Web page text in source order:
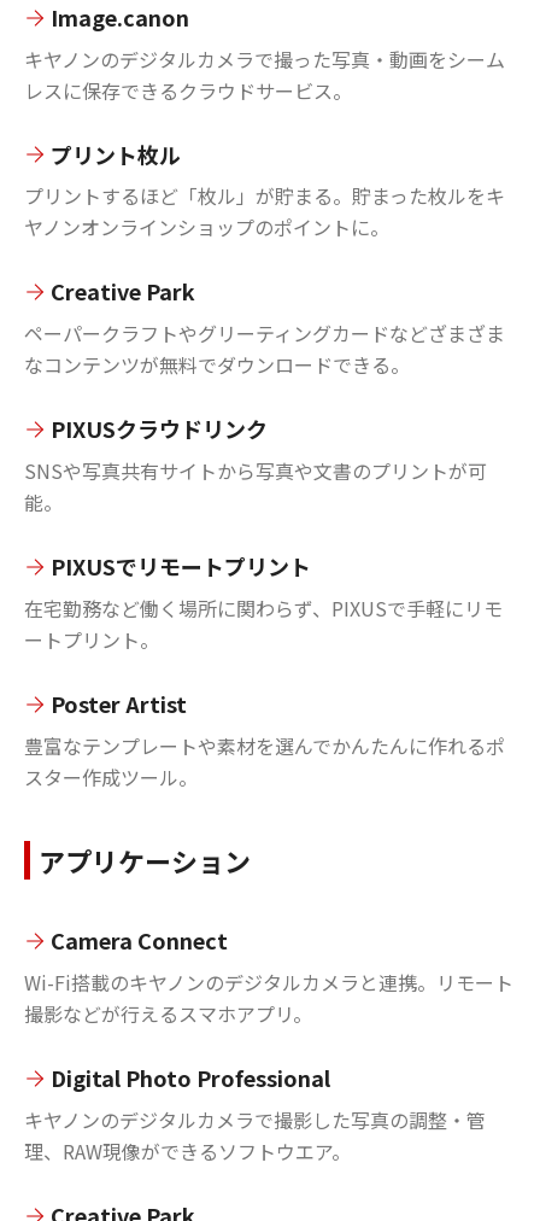
Image.canon
キヤノンのデジタルカメラで撮った写真・動画をシーム
レスに保存できるクラウドサービス。
プリント枚ル
プリントするほど「枚ル」が貯まる。貯まった枚ルをキ
ヤノンオンラインショップのポイントに。
Creative Park
ペーパークラフトやグリーティングカードなどざまざま
なコンテンツが無料でダウンロードできる。
PIXUSクラウドリンク
SNSや写真共有サイトから写真や文書のプリントが可
能。
PIXUSでリモートプリント
在宅勤務など働く場所に関わらず、PIXUSで手軽にリモ
ートプリント。
Poster Artist
豊富なテンプレートや素材を選んでかんたんに作れるポ
スター作成ツール。
アプリケーション
Camera Connect
Wi-Fi搭載のキヤノンのデジタルカメラと連携。リモート
撮影などが行えるスマホアプリ。
Digital Photo Professional
キヤノンのデジタルカメラで撮影した写真の調整・管
理、RAW現像ができるソフトウエア。